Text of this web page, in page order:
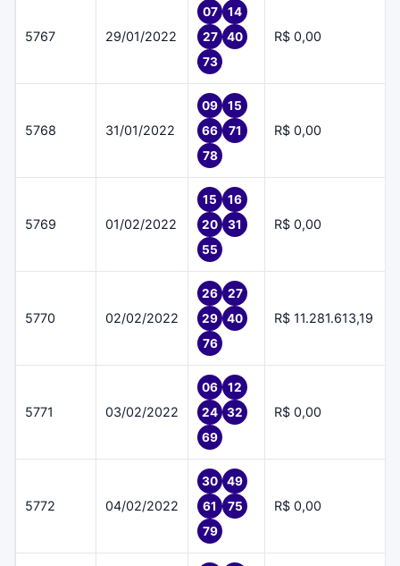
5767 29/01/2022
07
14
27
40
73
R$ 0,00
5768 31/01/2022
09
15
66
71
78
R$ 0,00
5769 01/02/2022
15
16
20
31
55
R$ 0,00
5770 02/02/2022
26
27
29
40
76
R$ 11.281.613,19
5771 03/02/2022
06
12
24
32
69
R$ 0,00
5772 04/02/2022
30
49
61
75
79
R$ 0,00